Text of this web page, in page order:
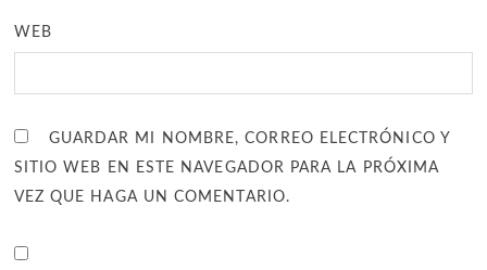
WEB
GUARDAR MI NOMBRE, CORREO ELECTRÓNICO Y
SITIO WEB EN ESTE NAVEGADOR PARA LA PRÓXIMA
VEZ QUE HAGA UN COMENTARIO.